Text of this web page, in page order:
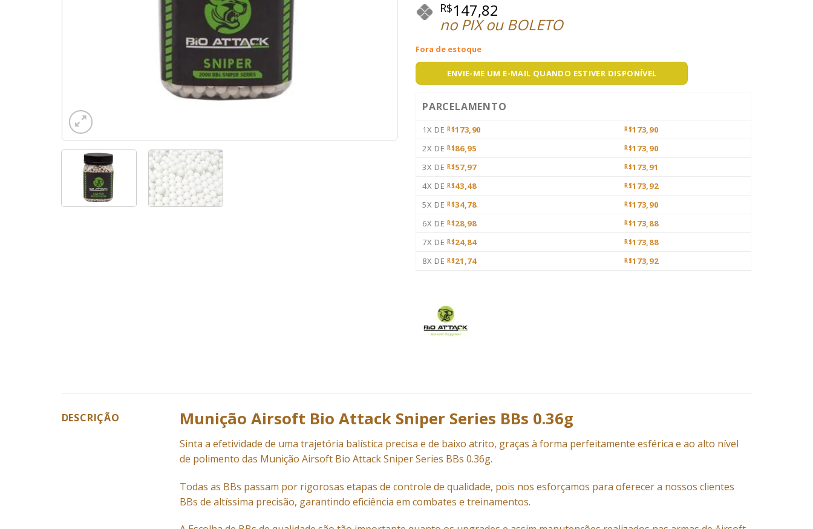
R$147,82
no PIX ou BOLETO
Fora de estoque
ENVIE-ME UM E-MAIL QUANDO ESTIVER DISPONÍVEL
PARCELAMENTO
1X DE R$173,90 R$173,90
2X DE R$86,95 R$173,90
3X DE R$57,97 R$173,91
4X DE R$43,48 R$173,92
5X DE R$34,78 R$173,90
6X DE R$28,98 R$173,88
7X DE R$24,84 R$173,88
8X DE R$21,74 R$173,92
DESCRIÇÃO Munição Airsoft Bio Attack Sniper Series BBs 0.36g
Sinta a efetividade de uma trajetória balística precisa e de baixo atrito, graças à forma perfeitamente esférica e ao alto nível
de polimento das Munição Airsoft Bio Attack Sniper Series BBs 0.36g.
Todas as BBs passam por rigorosas etapas de controle de qualidade, pois nos esforçamos para oferecer a nossos clientes
BBs de altíssima precisão, garantindo eficiência em combates e treinamentos.